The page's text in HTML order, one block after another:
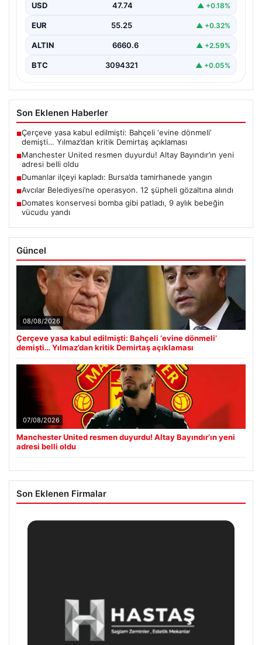
USD 47.74 ▲ +0.18%
EUR 55.25 ▲ +0.32%
ALTIN 6660.6 ▲ +2.59%
BTC 3094321 ▲ +0.05%
Son Eklenen Haberler
■Çerçeve yasa kabul edilmişti: Bahçeli ‘evine dönmeli’
demişti… Yılmaz’dan kritik Demirtaş açıklaması
■Manchester United resmen duyurdu! Altay Bayındır’ın yeni
adresi belli oldu
■Dumanlar ilçeyi kapladı: Bursa’da tamirhanede yangın
■Avcılar Belediyesi’ne operasyon. 12 şüpheli gözaltına alındı
■Domates konservesi bomba gibi patladı, 9 aylık bebeğin
vücudu yandı
Güncel
08/08/2026
Çerçeve yasa kabul edilmişti: Bahçeli ‘evine dönmeli’
demişti… Yılmaz’dan kritik Demirtaş açıklaması
07/08/2026
Manchester United resmen duyurdu! Altay Bayındır’ın yeni
adresi belli oldu
Son Eklenen Firmalar